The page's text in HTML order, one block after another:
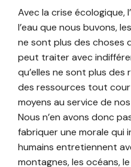
Avec la crise écologique,
l’eau que nous buvons,
ne sont plus des choses
peut traiter avec
qu’elles ne sont plus des
des ressources tout
moyens au service de
Nous n’en avons donc
fabriquer une morale qui
humains entretiennent
montagnes, les océans,